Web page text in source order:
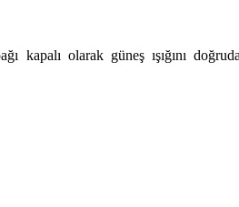
kapalı olarak güneş ışığını